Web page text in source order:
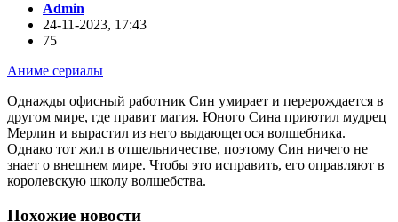
Admin
24-11-2023, 17:43
75
Аниме сериалы
Однажды офисный работник Син умирает и перерождается в
другом мире, где правит магия. Юного Сина приютил мудрец
Мерлин и вырастил из него выдающегося волшебника.
Однако тот жил в отшельничестве, поэтому Син ничего не
знает о внешнем мире. Чтобы это исправить, его оправляют в
королевскую школу волшебства.
Похожие новости